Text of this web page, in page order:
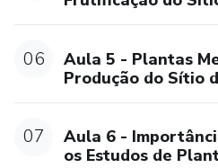
06
Aula 5 - Plantas
Produção do Sítio
07
Aula 6 -
os Estudos de